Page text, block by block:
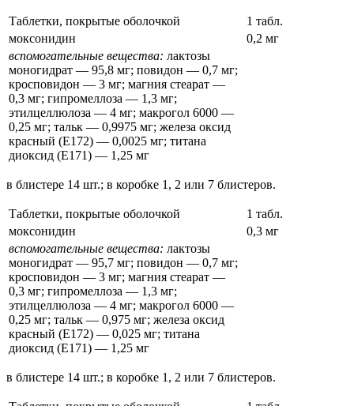
Таблетки, покрытые оболочкой
1 табл.
моксонидин
0,2 мг
вспомогательные вещества: лактозы
моногидрат — 95,8 мг; повидон — 0,7 мг;
кросповидон — 3 мг; магния стеарат —
0,3 мг; гипромеллоза — 1,3 мг;
этилцеллюлоза — 4 мг; макрогол 6000 —
0,25 мг; тальк — 0,9975 мг; железа оксид
красный (Е172) — 0,0025 мг; титана
диоксид (Е171) — 1,25 мг
в блистере 14 шт.; в коробке 1, 2 или 7 блистеров.
Таблетки, покрытые оболочкой
1 табл.
моксонидин
0,3 мг
вспомогательные вещества: лактозы
моногидрат — 95,7 мг; повидон — 0,7 мг;
кросповидон — 3 мг; магния стеарат —
0,3 мг; гипромеллоза — 1,3 мг;
этилцеллюлоза — 4 мг; макрогол 6000 —
0,25 мг; тальк — 0,975 мг; железа оксид
красный (Е172) — 0,025 мг; титана
диоксид (Е171) — 1,25 мг
в блистере 14 шт.; в коробке 1, 2 или 7 блистеров.